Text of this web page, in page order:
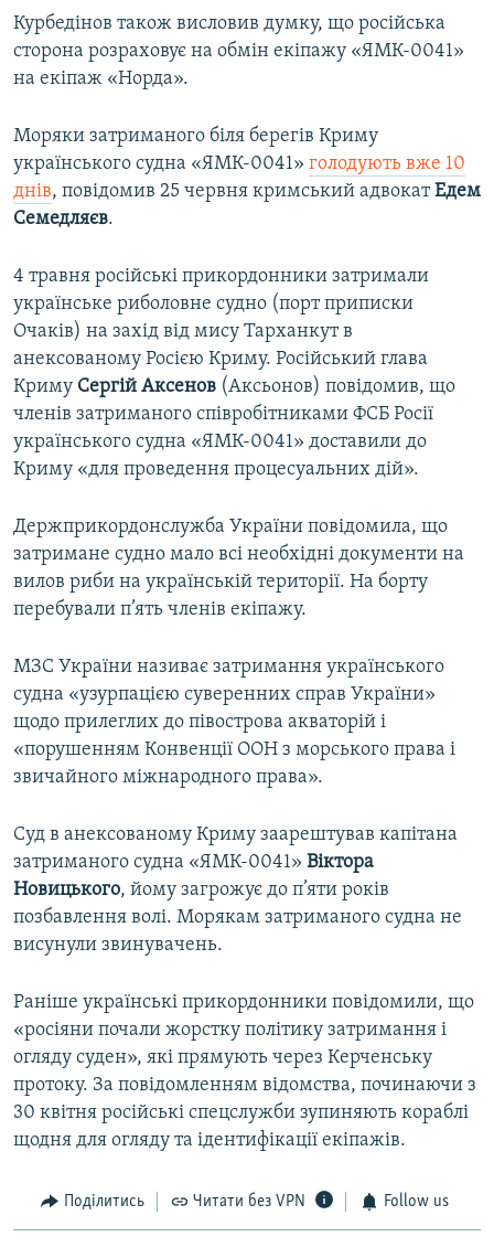
Курбедінов також висловив думку, що російська
сторона розраховує на обмін екіпажу «ЯМК-0041»
на екіпаж «Норда».
Моряки затриманого біля берегів Криму
українського судна «ЯМК-0041» голодують вже 10
днів, повідомив 25 червня кримський адвокатЕдем
Семедляєв.
4 травня російські прикордонники затримали
українське риболовне судно (порт приписки
Очаків) на захід від мису Тарханкут в
анексованому Росією Криму. Російський глава
Криму Сергій Аксенов (Аксьонов) повідомив, що
членів затриманого співробітниками ФСБ Росії
українського судна «ЯМК-0041» доставили до
Криму «для проведення процесуальних дій».
Держприкордонслужба України повідомила, що
затримане судно мало всі необхідні документи на
вилов риби на українській території. На борту
перебували п’ять членів екіпажу.
МЗС України називає затримання українського
судна «узурпацією суверенних справ України»
щодо прилеглих до півострова акваторій і
«порушенням Конвенції ООН з морського права і
звичайного міжнародного права».
Суд в анексованому Криму заарештував капітана
затриманого судна «ЯМК-0041» Віктора
Новицького, йому загрожує до п’яти років
позбавлення волі. Морякам затриманого судна не
висунули звинувачень.
Раніше українські прикордонники повідомили, що
«росіяни почали жорстку політику затримання і
огляду суден», які прямують через Керченську
протоку. За повідомленням відомства, починаючи з
30 квітня російські спецслужби зупиняють кораблі
щодня для огляду та ідентифікації екіпажів.
Поділитись Читати без VPN Follow us